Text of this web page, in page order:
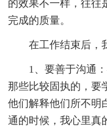
的效果不一样，往往
完成的质量。
在工作结束后，我
1、要善于沟通：
那些比较固执的，要
他们解释他们所不明
通的时候，我心里真